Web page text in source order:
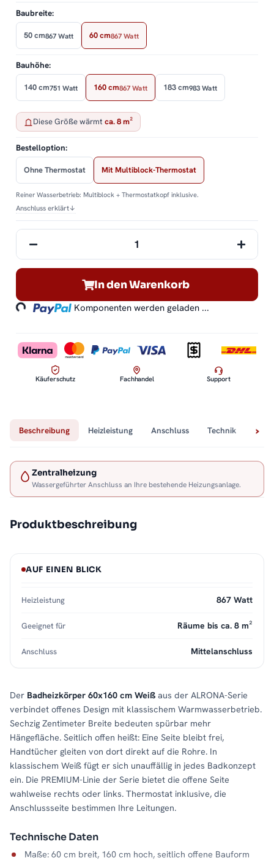
Baubreite:
50 cm867 Watt 60 cm867 Watt
Bauhöhe:
140 cm751 Watt 160 cm867 Watt 183 cm983 Watt
Diese Größe wärmt ca. 8 m²
Bestelloption:
Ohne Thermostat Mit Multiblock-Thermostat
Reiner Wasserbetrieb: Multiblock + Thermostatkopf inklusive.
Anschluss erklärt↓
In den Warenkorb
Komponenten werden geladen ...
Käuferschutz Fachhandel Support
Beschreibung Heizleistung Anschluss Technik
Zentralheizung
Wassergeführter Anschluss an Ihre bestehende Heizungsanlage.
Produktbeschreibung
Der Badheizkörper 60x160 cm Weiß aus der ALRONA-Serie
verbindet offenes Design mit klassischem Warmwasserbetrieb.
Sechzig Zentimeter Breite bedeuten spürbar mehr
Hängefläche. Seitlich offen heißt: Eine Seite bleibt frei,
Handtücher gleiten von dort direkt auf die Rohre. In
klassischem Weiß fügt er sich unauffällig in jedes Badkonzept
ein. Die PREMIUM-Linie der Serie bietet die offene Seite
wahlweise rechts oder links. Thermostat inklusive, die
Anschlussseite bestimmen Ihre Leitungen.
Technische Daten
Maße: 60 cm breit, 160 cm hoch, seitlich offene Bauform
AUF EINEN BLICK
Heizleistung 867 Watt
Geeignet für Räume bis ca. 8 m²
Anschluss Mittelanschluss